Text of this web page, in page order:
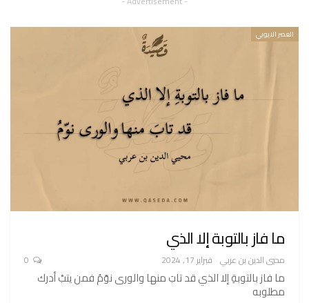
العصر الايوبي
ما فاز بالتوبة إلا الذي
محيي الدين بن عربي فبراير 17, 2024
ما فاز بالتوبةِ إلا الذي قد تابَ منها والورى نوّمُ فمن يتبْ أدرك
مطلوبه